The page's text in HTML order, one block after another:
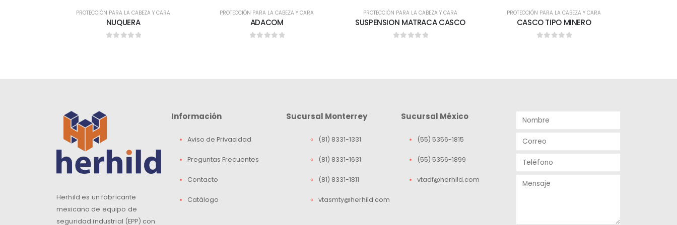
PROTECCIÓN PARA LA CABEZA Y CARA
NUQUERA
PROTECCIÓN PARA LA CABEZA Y CARA
ADACOM
PROTECCIÓN PARA LA CABEZA Y CARA
SUSPENSION MATRACA CASCO
PROTECCIÓN PARA LA CABEZA Y CARA
CASCO TIPO MINERO
Herhild es un fabricante
mexicano de equipo de
seguridad industrial (EPP) con
Información
Aviso de Privacidad
Preguntas Frecuentes
Contacto
Catálogo
Sucursal Monterrey
(81) 8331-1331
(81) 8331-1631
(81) 8331-1811
vtasmty@herhild.com
Sucursal México
(55) 5356-1815
(55) 5356-1899
vtadf@herhild.com